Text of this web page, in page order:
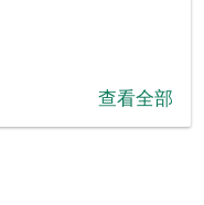
查看全部